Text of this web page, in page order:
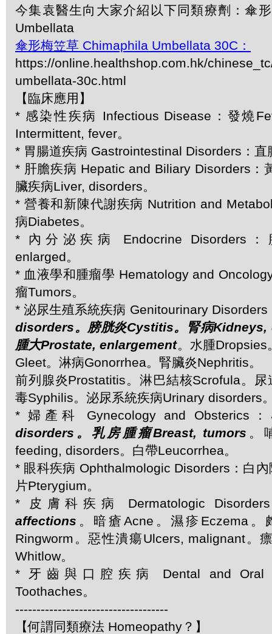
今集袁醫生向大家介紹以下同類療劑：傘
Umbellata
傘形梅笠草 Chimaphila Umbellata 30C：
https://online.healthshop.com.hk/
umbellata-30c.html
【臨床應用】
* 感染性疾病 Infectious Disease：發燒
Intermittent, fever。
* 胃腸道疾病 Gastrointestinal Disorders：直
* 肝膽疾病 Hepatic and Biliary Disorders：
臟疾病Liver, disorders。
* 營養和新陳代謝疾病 Nutrition and
病Diabetes。
* 內分泌疾病 Endocrine Disorders：
enlarged。
* 血液學和腫瘤學 Hematology and
瘤Tumors。
* 泌尿生殖系統疾病 Genitourinary Disorders
disorders。膀胱炎Cystitis。腎病Kidneys,
腫大Prostate, enlargement。水腫Dropsies
Gleet。淋病Gonorrhea。腎臟炎Nephritis。
前列腺炎Prostatitis。淋巴結核Scrofula。
毒Syphilis。泌尿系統疾病Urinary disorders
* 婦產科 Gynecology and Obsterics：
disorders。乳房腫瘤Breast, tumors 。
feeding, disorders。白帶Leucorrhea。
* 眼科疾病 Ophthalmologic Disorders：白
片Pterygium。
* 皮膚科疾病 Dermatologic
affections 。暗瘡Acne。濕疹Eczema。
Ringworm。惡性潰瘍Ulcers, malignant。
Whitlow。
* 牙齒與口腔疾病 Dental and Oral
Toothaches。
------------------------------------
【何謂同類療法 Homeopathy？】